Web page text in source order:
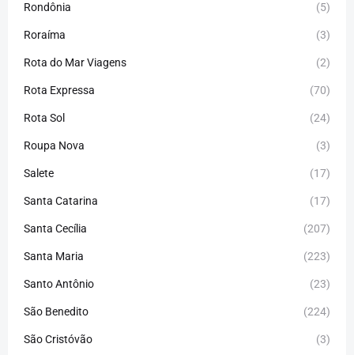
Rondônia (5)
Roraíma (3)
Rota do Mar Viagens (2)
Rota Expressa (70)
Rota Sol (24)
Roupa Nova (3)
Salete (17)
Santa Catarina (17)
Santa Cecília (207)
Santa Maria (223)
Santo Antônio (23)
São Benedito (224)
São Cristóvão (3)